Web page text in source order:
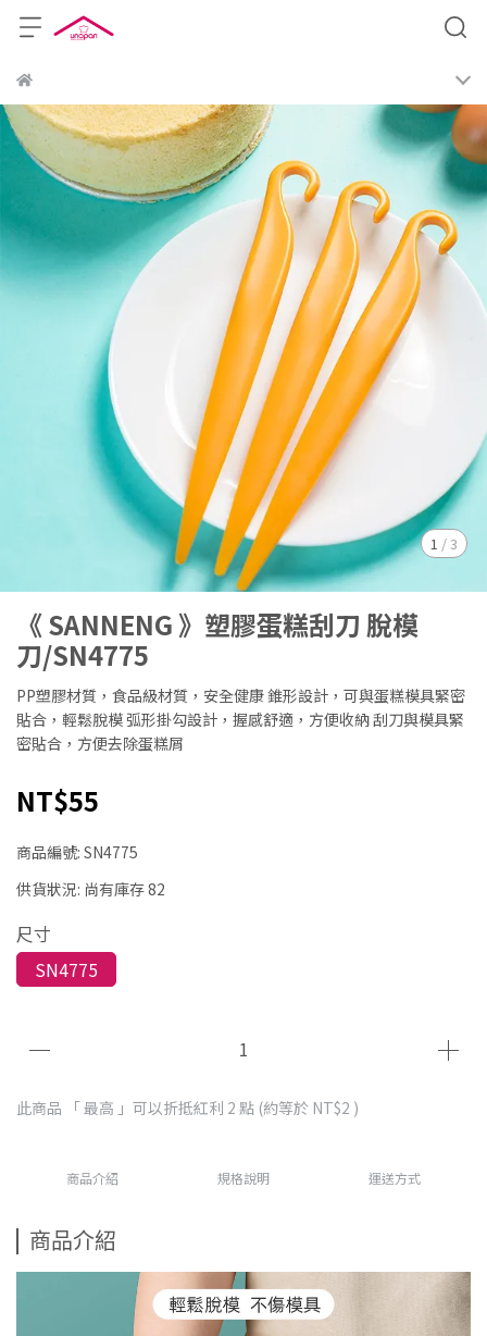
1 /3
《 SANNENG 》塑膠蛋糕刮刀 脫模
刀/SN4775
PP塑膠材質，食品級材質，安全健康 錐形設計，可與蛋糕模具緊密
貼合，輕鬆脫模 弧形掛勾設計，握感舒適，方便收納 刮刀與模具緊
密貼合，方便去除蛋糕屑
NT$55
商品編號: SN4775
供貨狀況: 尚有庫存 82
尺寸
SN4775
此商品 「 最高 」可以折抵紅利 2 點 (約等於 NT$2 )
商品介紹 規格說明 運送方式
商品介紹